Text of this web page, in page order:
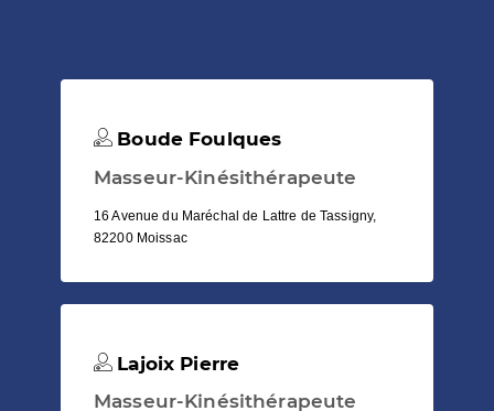
Boude Foulques
Masseur-Kinésithérapeute
16 Avenue du Maréchal de Lattre de Tassigny,
82200 Moissac
Lajoix Pierre
Masseur-Kinésithérapeute